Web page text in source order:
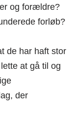
og forældre?
forløb?
de har haft stor
at gå til og
der